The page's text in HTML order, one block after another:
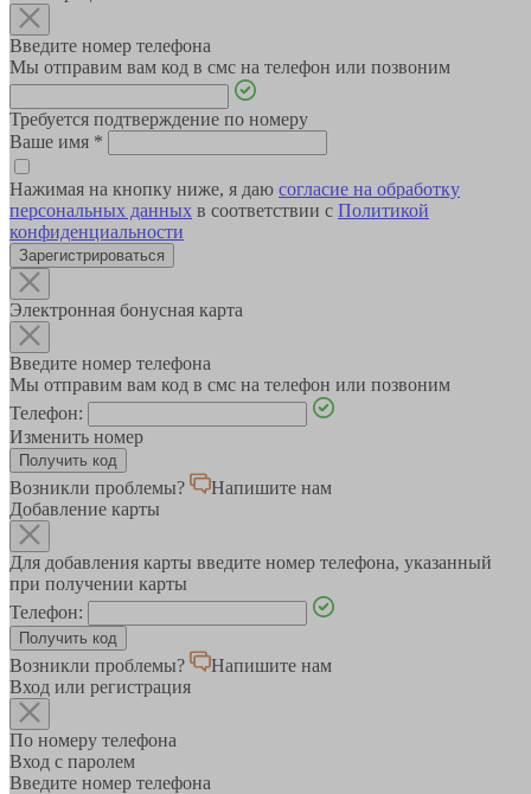
Введите номер телефона
Мы отправим вам код в смс на телефон или позвоним
Требуется подтверждение по номеру
Ваше имя *
Нажимая на кнопку ниже, я даю согласие на обработку
персональных данных в соответствии с Политикой
конфиденциальности
Зарегистрироваться
Электронная бонусная карта
Введите номер телефона
Мы отправим вам код в смс на телефон или позвоним
Телефон:
Изменить номер
Возникли проблемы?
Напишите нам
Добавление карты
Для добавления карты введите номер телефона, указанный
при получении карты
Телефон:
Возникли проблемы?
Напишите нам
Вход или регистрация
По номеру телефона
Вход с паролем
Введите номер телефона